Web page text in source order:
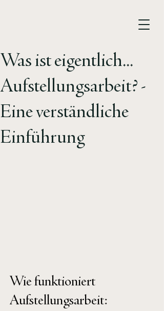
Was ist eigentlich...
Aufstellungsarbeit? -
Eine verständliche
Einführung
Wie funktioniert
Aufstellungsarbeit: